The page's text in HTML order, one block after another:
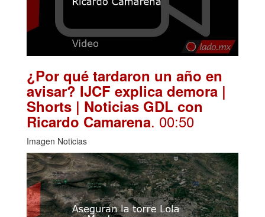
¿Por qué tardaron un año en
avisar? IJCF explica demora |
Shorts | Noticias GDL con
Ricardo Camarena. 00:50
Imagen Noticias